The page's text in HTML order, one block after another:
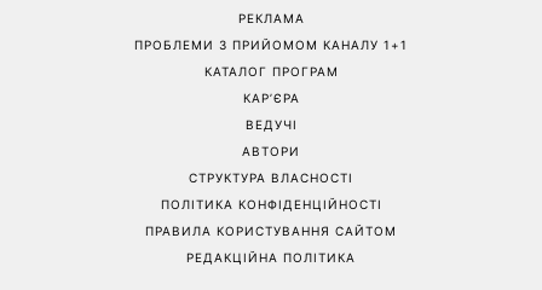
РЕКЛАМА
ПРОБЛЕМИ З ПРИЙОМОМ КАНАЛУ 1+1
КАТАЛОГ ПРОГРАМ
КАР’ЄРА
ВЕДУЧІ
АВТОРИ
СТРУКТУРА ВЛАСНОСТІ
ПОЛІТИКА КОНФІДЕНЦІЙНОСТІ
ПРАВИЛА КОРИСТУВАННЯ САЙТОМ
РЕДАКЦІЙНА ПОЛІТИКА